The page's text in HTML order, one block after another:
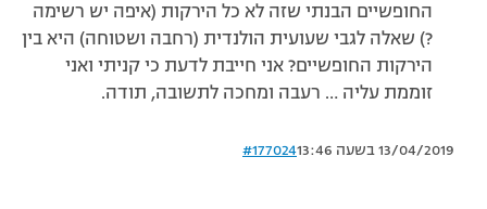
החופשיים הבנתי שזה לא כל הירקות (איפה יש רשימה
?) שאלה לגבי שעועית הולנדית (רחבה ושטוחה) היא בין
הירקות החופשיים? אני חייבת לדעת כי קניתי ואני
זוממת עליה … רעבה ומחכה לתשובה, תודה.
13/04/2019 בשעה 13:46 #177024